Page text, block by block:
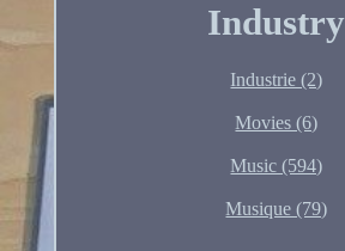
Industry
Industrie (2)
Movies (6)
Music (594)
Musique (79)